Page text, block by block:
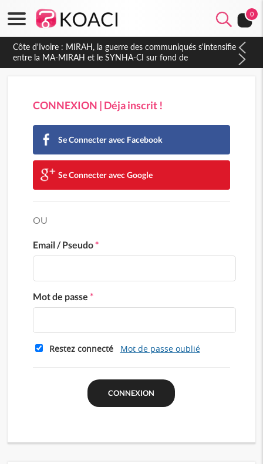
0
Côte d'Ivoire : MIRAH, la guerre des communiqués s'intensifie
entre la MA-MIRAH et le SYNHA-CI sur fond de
gouvernance et le projet de précompte sur les salaires des
CONNEXION | Déja inscrit !
Se Connecter avec Facebook
Se Connecter avec Google
OU
Email / Pseudo*
Mot de passe *
Restez connecté Mot de passe oublié